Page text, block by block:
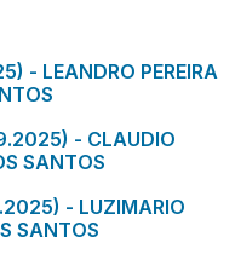
- LEANDRO PEREIRA
- CLAUDIO
SANTOS
- LUZIMARIO
SANTOS